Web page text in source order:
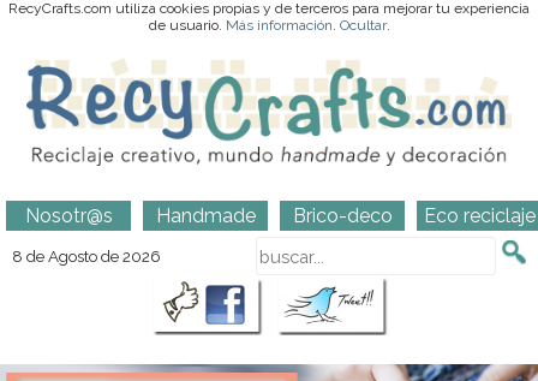
RecyCrafts.com utiliza cookies propias y de terceros para mejorar tu experiencia
de usuario. Más información. Ocultar.
Nosotr@s Handmade Brico-deco Eco reciclaje
8 de Agosto de 2026